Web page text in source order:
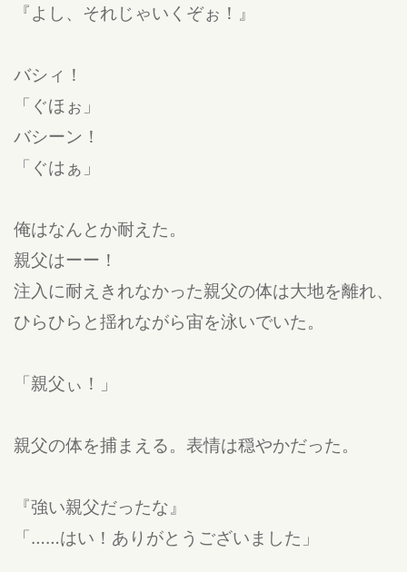
『よし、それじゃいくぞぉ！』
バシィ！
「ぐほぉ」
バシーン！
「ぐはぁ」
俺はなんとか耐えた。
親父はーー！
注入に耐えきれなかった親父の体は大地を離れ、
ひらひらと揺れながら宙を泳いでいた。
「親父ぃ！」
親父の体を捕まえる。表情は穏やかだった。
『強い親父だったな』
「……はい！ありがとうございました」